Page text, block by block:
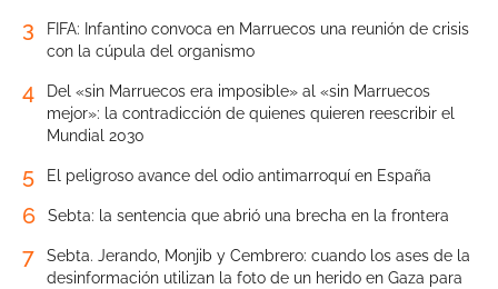
3
FIFA: Infantino convoca en Marruecos una reunión de crisis
con la cúpula del organismo
4
Del «sin Marruecos era imposible» al «sin Marruecos
mejor»: la contradicción de quienes quieren reescribir el
Mundial 2030
5 El peligroso avance del odio antimarroquí en España
6 Sebta: la sentencia que abrió una brecha en la frontera
7
Sebta. Jerando, Monjib y Cembrero: cuando los ases de la
desinformación utilizan la foto de un herido en Gaza para